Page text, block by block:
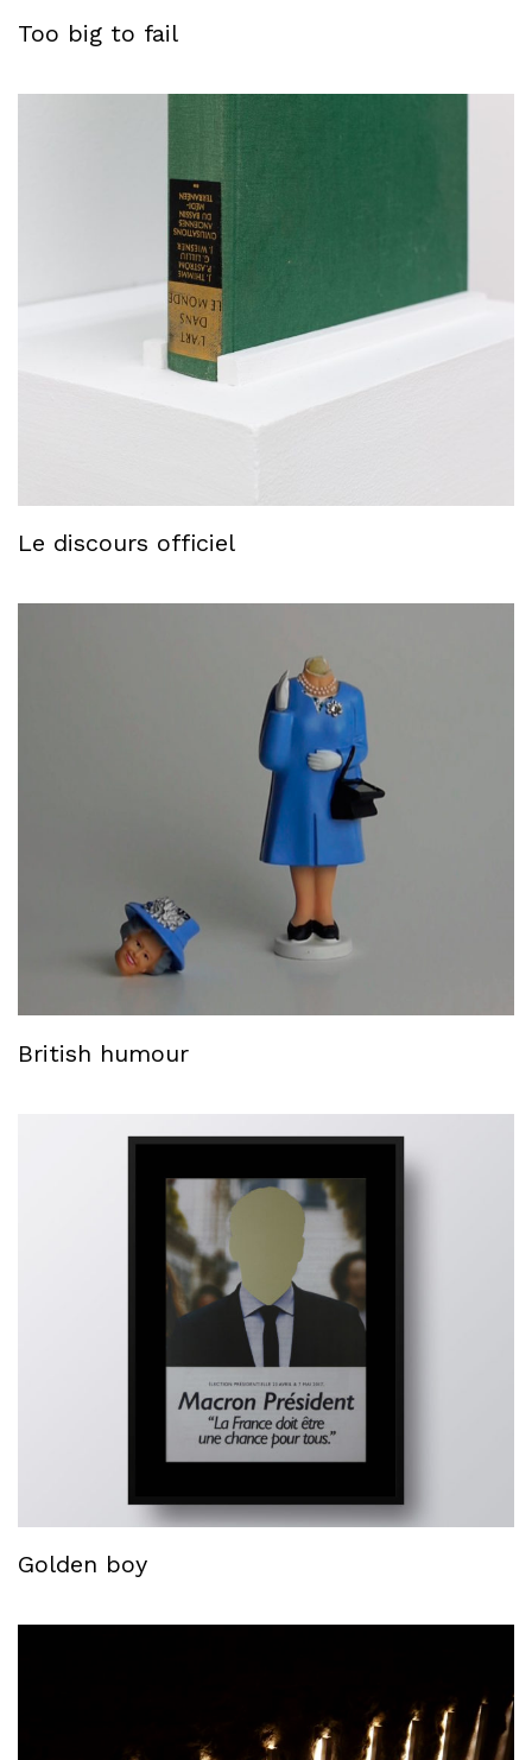
Too big to fail
Le discours officiel
British humour
Golden boy